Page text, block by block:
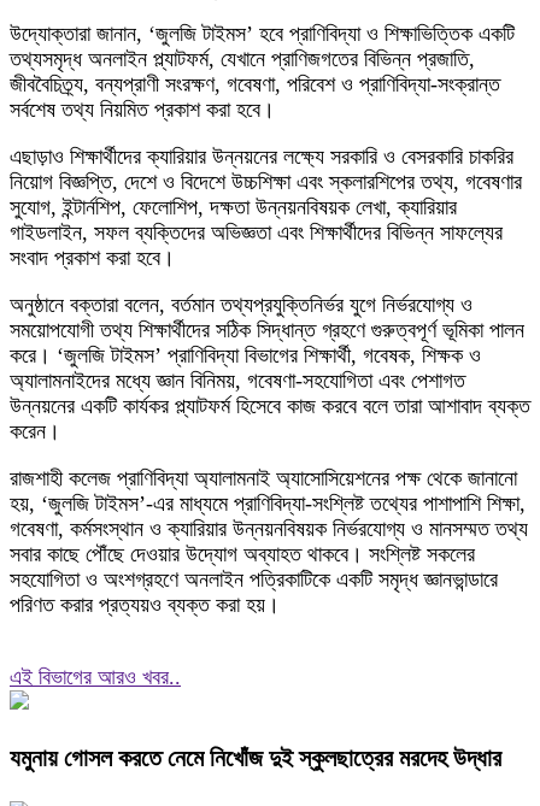
উদ্যোক্তারা জানান, ‘জুলজি টাইমস’ হবে প্রাণিবিদ্যা ও শিক্ষাভিত্তিক একটি
তথ্যসমৃদ্ধ অনলাইন প্ল্যাটফর্ম, যেখানে প্রাণিজগতের বিভিন্ন প্রজাতি,
জীববৈচিত্র্য, বন্যপ্রাণী সংরক্ষণ, গবেষণা, পরিবেশ ও প্রাণিবিদ্যা-সংক্রান্ত
সর্বশেষ তথ্য নিয়মিত প্রকাশ করা হবে।
এছাড়াও শিক্ষার্থীদের ক্যারিয়ার উন্নয়নের লক্ষ্যে সরকারি ও বেসরকারি চাকরির
নিয়োগ বিজ্ঞপ্তি, দেশে ও বিদেশে উচ্চশিক্ষা এবং স্কলারশিপের তথ্য, গবেষণার
সুযোগ, ইন্টার্নশিপ, ফেলোশিপ, দক্ষতা উন্নয়নবিষয়ক লেখা, ক্যারিয়ার
গাইডলাইন, সফল ব্যক্তিদের অভিজ্ঞতা এবং শিক্ষার্থীদের বিভিন্ন সাফল্যের
সংবাদ প্রকাশ করা হবে।
অনুষ্ঠানে বক্তারা বলেন, বর্তমান তথ্যপ্রযুক্তিনির্ভর যুগে নির্ভরযোগ্য ও
সময়োপযোগী তথ্য শিক্ষার্থীদের সঠিক সিদ্ধান্ত গ্রহণে গুরুত্বপূর্ণ ভূমিকা পালন
করে। ‘জুলজি টাইমস’ প্রাণিবিদ্যা বিভাগের শিক্ষার্থী, গবেষক, শিক্ষক ও
অ্যালামনাইদের মধ্যে জ্ঞান বিনিময়, গবেষণা-সহযোগিতা এবং পেশাগত
উন্নয়নের একটি কার্যকর প্ল্যাটফর্ম হিসেবে কাজ করবে বলে তারা আশাবাদ ব্যক্ত
করেন।
রাজশাহী কলেজ প্রাণিবিদ্যা অ্যালামনাই অ্যাসোসিয়েশনের পক্ষ থেকে জানানো
হয়, ‘জুলজি টাইমস’-এর মাধ্যমে প্রাণিবিদ্যা-সংশ্লিষ্ট তথ্যের পাশাপাশি শিক্ষা,
গবেষণা, কর্মসংস্থান ও ক্যারিয়ার উন্নয়নবিষয়ক নির্ভরযোগ্য ও মানসম্মত তথ্য
সবার কাছে পৌঁছে দেওয়ার উদ্যোগ অব্যাহত থাকবে। সংশ্লিষ্ট সকলের
সহযোগিতা ও অংশগ্রহণে অনলাইন পত্রিকাটিকে একটি সমৃদ্ধ জ্ঞানভান্ডারে
পরিণত করার প্রত্যয়ও ব্যক্ত করা হয়।
এই বিভাগের আরও খবর..
যমুনায় গোসল করতে নেমে নিখোঁজ দুই স্কুলছাত্রের মরদেহ উদ্ধার